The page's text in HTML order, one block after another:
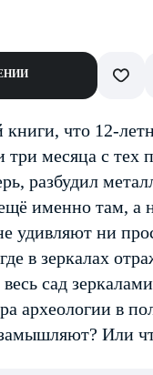
что 12-
месяца с тех
разбудил
именно там, а
удивляют ни
в зеркалах
сад
археологии в
Или